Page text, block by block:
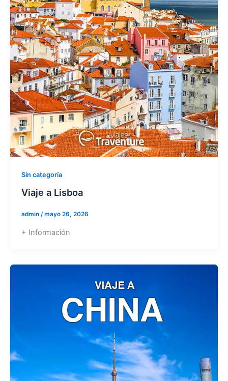
Sin categoría
Viaje a Lisboa
admin /mayo 26, 2026
+ Información